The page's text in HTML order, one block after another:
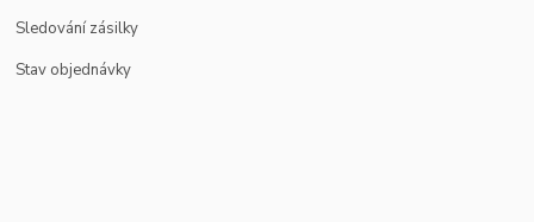
Sledování zásilky
Stav objednávky